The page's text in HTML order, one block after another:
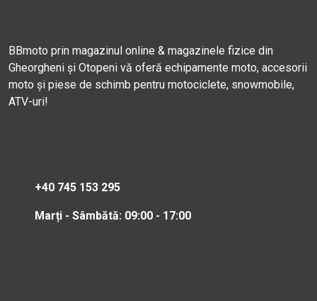
BBmoto prin magazinul online & magazinele fizice din
Gheorgheni și Otopeni vă oferă echipamente moto, accesorii
moto și piese de schimb pentru motociclete, snowmobile,
ATV-uri!
+40 745 153 295
Marți - Sâmbătă: 09:00 - 17:00